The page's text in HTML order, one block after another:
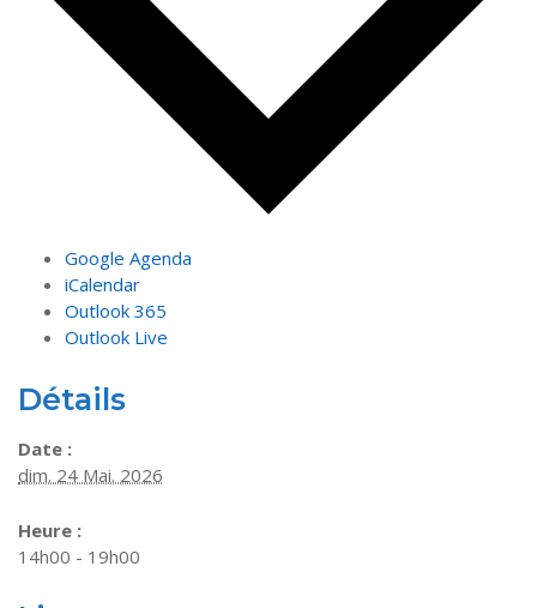
Google Agenda
iCalendar
Outlook 365
Outlook Live
Détails
Date :
dim. 24 Mai. 2026
Heure :
14h00 - 19h00